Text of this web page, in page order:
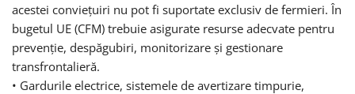
acestei conviețuiri nu pot fi suportate exclusiv de fermieri. În
bugetul UE (CFM) trebuie asigurate resurse adecvate pentru
prevenție, despăgubiri, monitorizare și gestionare
transfrontalieră.
• Gardurile electrice, sistemele de avertizare timpurie,